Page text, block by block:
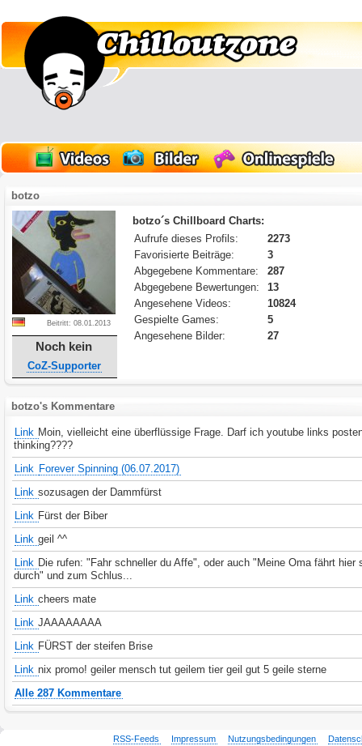
botzo
Beitritt: 08.01.2013
Noch kein
CoZ-Supporter
botzo´s Chillboard Charts:
Aufrufe dieses Profils:
2273
Favorisierte Beiträge:
3
Abgegebene Kommentare:
287
Abgegebene Bewertungen:
13
Angesehene Videos:
10824
Gespielte Games:
5
Angesehene Bilder:
27
botzo's Kommentare
Link Moin, vielleicht eine überflüssige Frage. Darf ich youtube links
thinking????
Link Forever Spinning (06.07.2017)
Link sozusagen der Dammfürst
Link Fürst der Biber
Link geil ^^
Link Die rufen: "Fahr schneller du Affe", oder auch "Meine Oma fährt hier
durch" und zum Schlus...
Link cheers mate
Link JAAAAAAAA
Link FÜRST der steifen Brise
Link nix promo! geiler mensch tut geilem tier geil gut 5 geile sterne
Alle 287 Kommentare
RSS-Feeds Impressum Nutzungsbedingungen